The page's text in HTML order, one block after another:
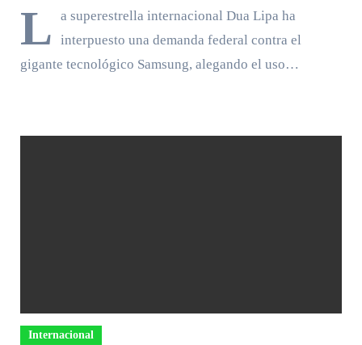
L
a superestrella internacional Dua Lipa ha
interpuesto una demanda federal contra el
gigante tecnológico Samsung, alegando el uso…
Internacional